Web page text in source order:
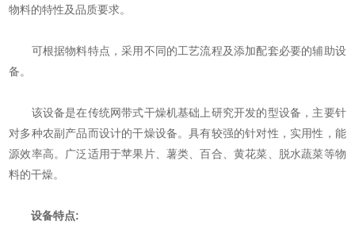
物料的特性及品质要求。
可根据物料特点，采用不同的工艺流程及添加配套必要的辅助设
备。
该设备是在传统网带式干燥机基础上研究开发的型设备，主要针
对多种农副产品而设计的干燥设备。具有较强的针对性，实用性，能
源效率高。广泛适用于苹果片、薯类、百合、黄花菜、脱水蔬菜等物
料的干燥。
设备特点: